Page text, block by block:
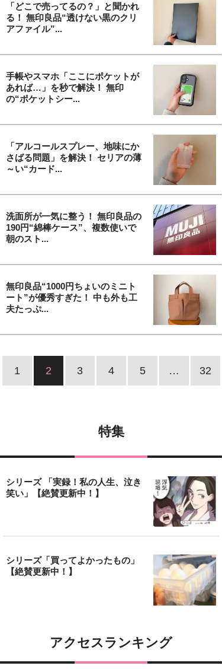
「どこで売ってるの？」と聞かれ
る！ 無印良品“透けない黒のクリ
アファイル”...
手帳やスマホ「ここにポケットが
あれば…」を秒で解決！ 無印
の“ポケットシー...
「アルコールスプレー、地味にか
さばる問題」を解決！ セリアの薄
～い“カード...
洗面所が一気に整う！ 無印良品の
190円“綿棒ケース”、複数使いで
朝のスト...
無印良品“1000円ちょいのミニト
ート”が優秀すぎた！ 中も外も工
夫たっぷ...
1 2 3 4 5 … 32
特集
シリーズ 「実録！私の人生、泣き
笑い」【絶賛更新中！】
シリーズ「買ってよかったもの」
【絶賛更新中！】
アクセスランキング